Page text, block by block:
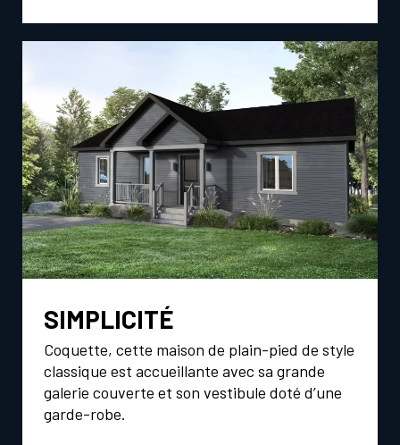
SIMPLICITÉ
Coquette, cette maison de plain-pied de style
classique est accueillante avec sa grande
galerie couverte et son vestibule doté d’une
garde-robe.